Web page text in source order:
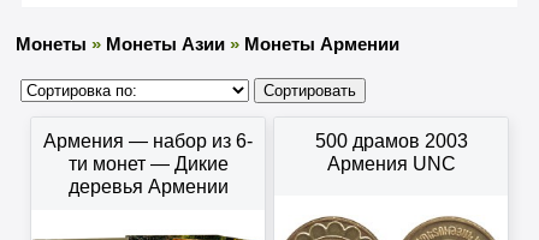
Монеты » Монеты Азии » Монеты Армении
Армения — набор из 6-
ти монет — Дикие
деревья Армении
500 драмов 2003
Армения UNC